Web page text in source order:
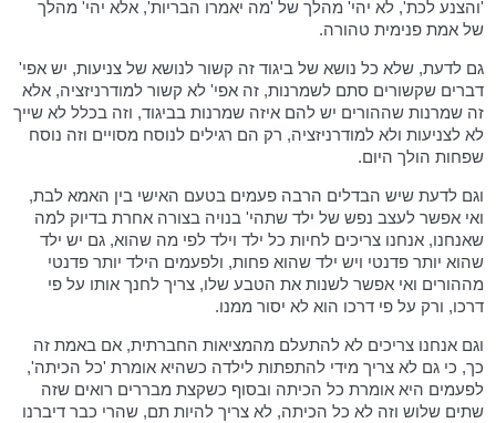
'והצנע לכת', לא יהי' מהלך של 'מה יאמרו הבריות', אלא יהי' מהלך
של אמת פנימית טהורה.
גם לדעת, שלא כל נושא של ביגוד זה קשור לנושא של צניעות, יש אפי'
דברים שקשורים סתם לשמרנות, זה אפי' לא קשור למודרניזציה, אלא
זה שמרנות שההורים יש להם איזה שמרנות בביגוד, וזה בכלל לא שייך
לא לצניעות ולא למודרניזציה, רק הם רגילים לנוסח מסויים וזה נוסח
שפחות הולך היום.
וגם לדעת שיש הבדלים הרבה פעמים בטעם האישי בין האמא לבת,
ואי אפשר לעצב נפש של ילד שתהי' בנויה בצורה אחרת בדיוק למה
שאנחנו, אנחנו צריכים לחיות כל ילד וילד לפי מה שהוא, גם יש ילד
שהוא יותר פדנטי ויש ילד שהוא פחות, ולפעמים הילד יותר פדנטי
מההורים ואי אפשר לשנות את הטבע שלו, צריך לחנך אותו על פי
דרכו, ורק על פי דרכו הוא לא יסור ממנו.
וגם אנחנו צריכים לא להתעלם מהמציאות החברתית, אם באמת זה
כך, כי גם לא צריך מידי להתפתות לילדה כשהיא אומרת 'כל הכיתה',
לפעמים היא אומרת כל הכיתה ובסוף כשקצת מבררים רואים שזה
שתים שלוש וזה לא כל הכיתה, לא צריך להיות תם, שהרי כבר דיברנו